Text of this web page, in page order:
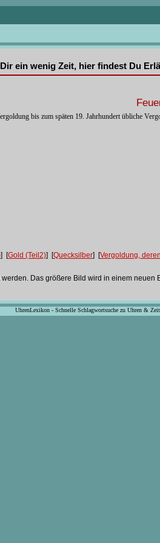
ein wenig Zeit, hier findest Du
bis zum späten 19. Jahrhundert übliche
] [Gold (Teil2)] [Quecksilber] [Vergoldung,
Das größere Bild wird in einem neuen
UhrenLexikon - Schnelle Schlagwortsuche zu Uhren &